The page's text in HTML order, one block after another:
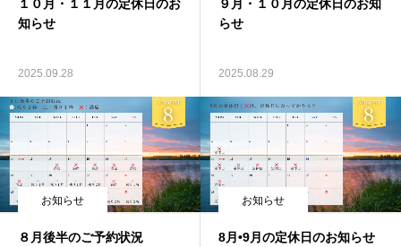
１０月・１１月の定休日のお
知らせ
2025.09.28
９月・１０月の定休日のお知
らせ
2025.08.29
お知らせ
８月後半のご予約状況
お知らせ
8月•9月の定休日のお知らせ